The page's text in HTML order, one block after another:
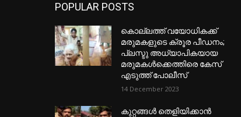
POPULAR POSTS
കൊല്ലത്ത് വയോധികക്ക്
മരുമകളുടെ ക്രൂര പീഡനം;
പ്ലസ്ടു അധ്യാപികയായ
മരുമകൾക്കെത്തിരെ കേസ്
എടുത്ത് പോലീസ്
14 December 2023
കുറ്റങ്ങൾ തെളിയിക്കാൻ